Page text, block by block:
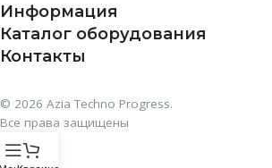
Информация
Каталог оборудования
Контакты
© 2026 Azia Techno Progress.
Все права защищены